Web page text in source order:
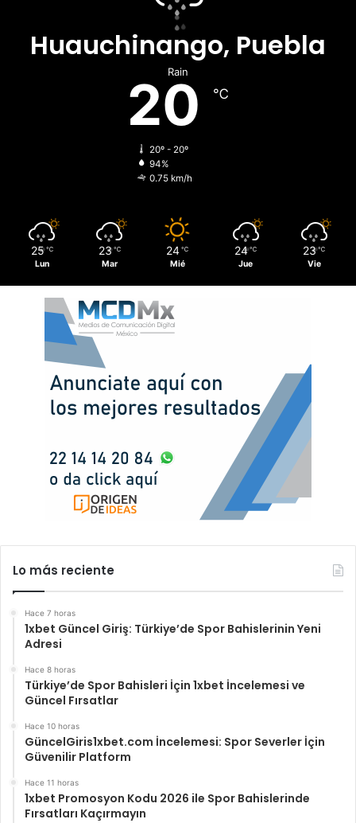
Huauchinango, Puebla
Rain
20 ℃
20º - 20º
94%
0.75 km/h
25 ℃
Lun
23 ℃
Mar
24 ℃
Mié
24 ℃
Jue
23 ℃
Vie
Lo más reciente
Hace 7 horas
1xbet Güncel Giriş: Türkiye’de Spor Bahislerinin Yeni
Adresi
Hace 8 horas
Türkiye’de Spor Bahisleri İçin 1xbet İncelemesi ve
Güncel Fırsatlar
Hace 10 horas
GüncelGiris1xbet.com İncelemesi: Spor Severler İçin
Güvenilir Platform
Hace 11 horas
1xbet Promosyon Kodu 2026 ile Spor Bahislerinde
Fırsatları Kaçırmayın